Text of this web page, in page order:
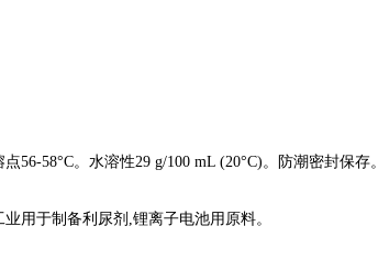
58°C。水溶性29 g/100 mL (20°C)。防潮密封保存。
用于制备利尿剂,锂离子电池用原料。